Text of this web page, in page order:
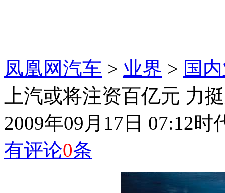
凤凰网汽车 > 业界 > 国
上汽或将注资百亿元 力
2009年09月17日 07:12时
有评论0条